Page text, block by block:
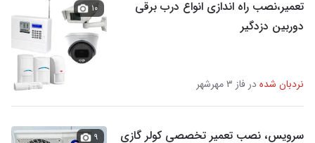
تعمیر،نصب راه اندازی انواع درب برقی
دوربین دزدگیر
نردبان شدهدر فاز ۳ مهرشهر
۱۰
سرویس، نصب تعمیر تخصصی کولر گازی ۹